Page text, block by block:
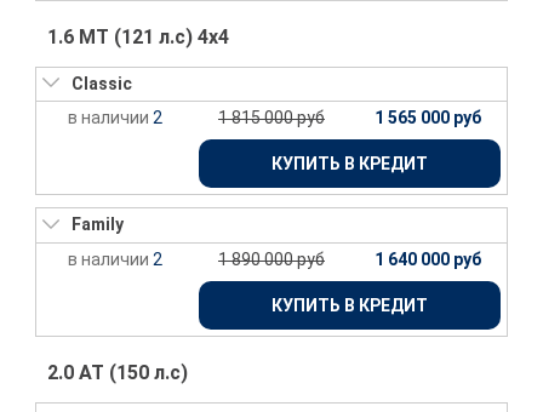
1.6 МТ (121 л.с) 4х4
Classic
2
1 815 000 руб 1 565 000 руб
КУПИТЬ В КРЕДИТ
Family
2
1 890 000 руб 1 640 000 руб
КУПИТЬ В КРЕДИТ
2.0 АТ (150 л.с)